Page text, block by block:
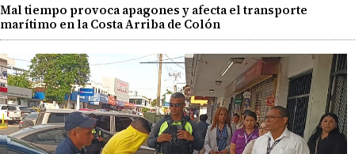
Mal tiempo provoca apagones y afecta el transporte
marítimo en la Costa Arriba de Colón